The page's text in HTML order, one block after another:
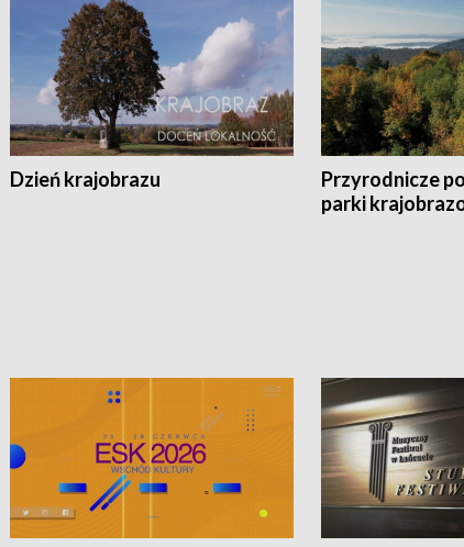
Dzień krajobrazu
Przyrodnicze
parki